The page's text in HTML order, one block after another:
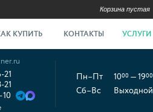
Корзина пустая
КУПИТЬ КОНТАКТЫ УСЛУГИ
21
21
10
Пн–Пт 1000 — 1900
Сб–Вс Выходной